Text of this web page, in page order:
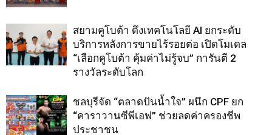
สยามคูโบต้า ดึงเทคโนโลยี AI ยกระดับ
บริการหลังการขายไร้รอยต่อ เปิดโมเดล
“เลือกคูโบต้า คุ้มค่าไม่รู้จบ” การันตี 2
รางวัลระดับโลก
ชลบุรีจัด “ตลาดปันน้ำใจ” ผนึก CPF ยก
“คาราวานซีพีเอฟ” ช่วยลดค่าครองชีพ
ประชาชน